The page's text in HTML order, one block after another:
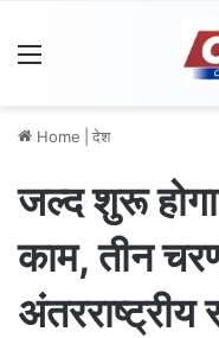
Home देश
जल्द शुरू होगा
काम, तीन